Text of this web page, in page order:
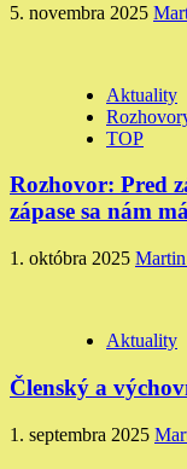
5. novembra 2025
Aktuality
TOP
Rozhovor: Pred
zápase sa nám
1. októbra 2025
Aktuality
Členský a
1. septembra 2025